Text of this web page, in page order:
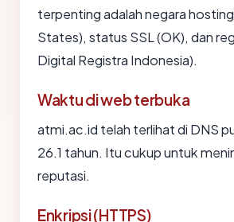
terpenting adalah negara
States), status SSL (OK), dan
Digital Registra Indonesia).
Waktu di web terbuka
atmi.ac.id telah terlihat di DNS
26.1 tahun. Itu cukup untuk
reputasi.
Enkripsi (HTTPS)